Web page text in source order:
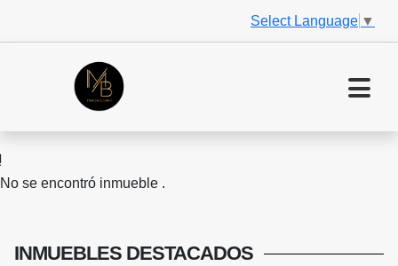
Select Language ▼
No se encontró inmueble .
INMUEBLES DESTACADOS